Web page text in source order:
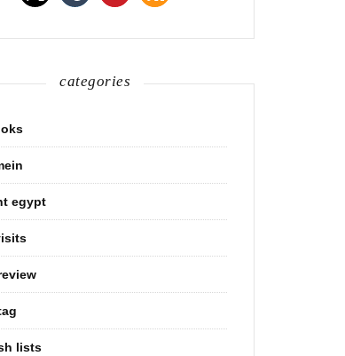
categories
egypt
lists